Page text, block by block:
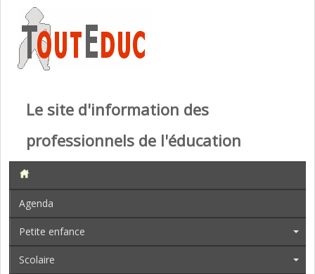
Le site d'information des
professionnels de l'éducation
Agenda
Petite enfance
Scolaire